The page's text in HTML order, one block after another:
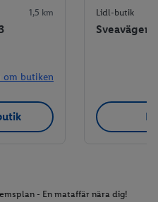
1,5 km
butiken
Lidl-butik
Sveavägen
- En mataffär nära dig!